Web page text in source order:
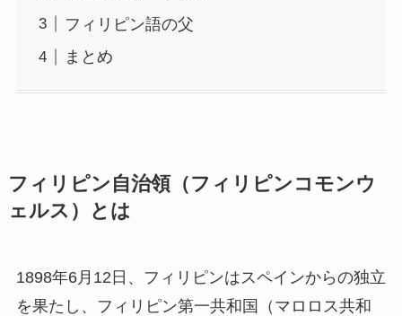
フィリピン語の父
まとめ
フィリピン自治領（フィリピンコモンウ
ェルス）とは
1898年6月12日、フィリピンはスペインからの独立
を果たし、
フィリピン第一共和国（マロロス共和